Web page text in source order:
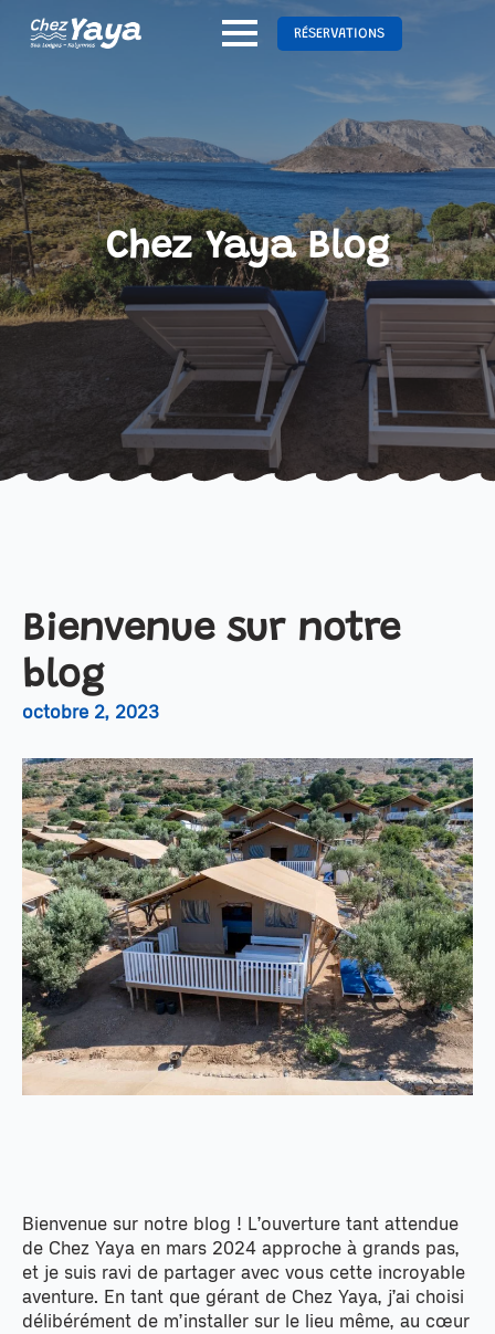
RÉSERVATIONS
Chez Yaya Blog
Bienvenue sur notre
blog
octobre 2, 2023
Bienvenue sur notre blog ! L’ouverture tant attendue
de Chez Yaya en mars 2024 approche à grands pas,
et je suis ravi de partager avec vous cette incroyable
aventure. En tant que gérant de Chez Yaya, j’ai choisi
délibérément de m’installer sur le lieu même, au cœur